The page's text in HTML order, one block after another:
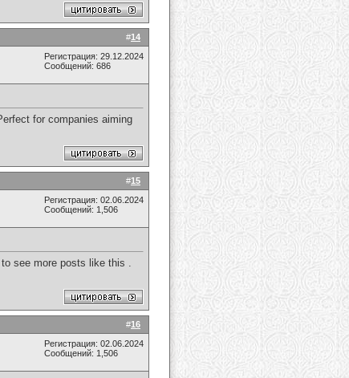
#14
Регистрация: 29.12.2024
Сообщений: 686
for companies aiming
#15
Регистрация: 02.06.2024
Сообщений: 1,506
see more posts like this .
#16
Регистрация: 02.06.2024
Сообщений: 1,506